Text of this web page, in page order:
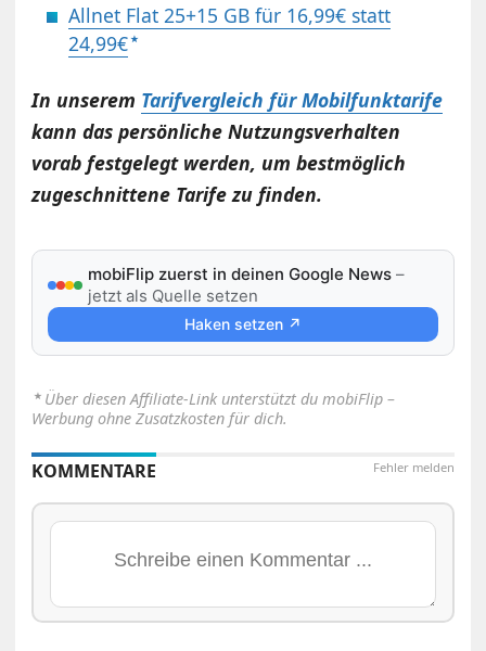
Allnet Flat 25+15 GB für 16,99€ statt
24,99€
In unserem Tarifvergleich für Mobilfunktarife
kann das persönliche Nutzungsverhalten
vorab festgelegt werden, um bestmöglich
zugeschnittene Tarife zu finden.
mobiFlip zuerst in deinen Google News –
jetzt als Quelle setzen
Haken setzen ↗
⋆ Über diesen Affiliate-Link unterstützt du mobiFlip –
Werbung ohne Zusatzkosten für dich.
Fehler melden
KOMMENTARE